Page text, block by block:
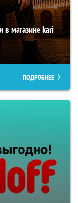
в магазине kari
ПОДРОБНЕЕ